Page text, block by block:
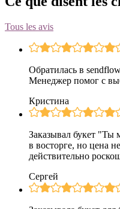
Tous les avis
Обратилась в
Менеджер помог с
Кристина
Заказывал букет "Ты
в восторге, но цена
действительно
Сергей